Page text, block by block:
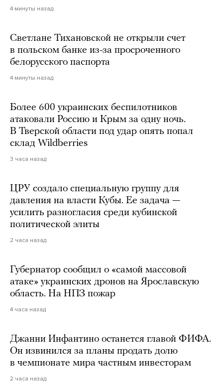
4 минуты назад
Светлане Тихановской не открыли счет
в польском банке из-за просроченного
белорусского паспорта
4 минуты назад
Более 600 украинских беспилотников
атаковали Россию и Крым за одну ночь.
В Тверской области под удар опять попал
склад Wildberries
3 часа назад
ЦРУ создало специальную группу для
давления на власти Кубы. Ее задача —
усилить разногласия среди кубинской
политической элиты
2 часа назад
Губернатор сообщил о «самой массовой
атаке» украинских дронов на Ярославскую
область. На НПЗ пожар
4 часа назад
Джанни Инфантино останется главой ФИФА.
Он извинился за планы продать долю
в чемпионате мира частным инвесторам
2 часа назад